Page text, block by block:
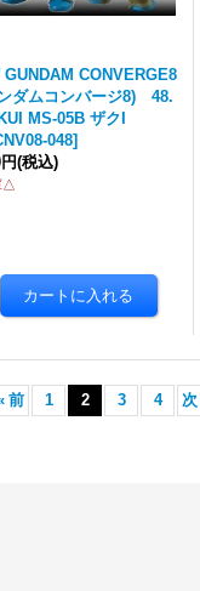
GUNDAM CONVERGE8
ダムコンバージ8) 48.
MS-05B ザクI
048]
(税込)
△
前 1 2 3 4 次